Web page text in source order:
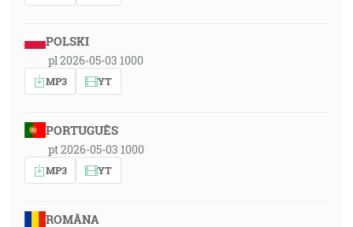
POLSKI
pl 2026-05-03 1000
MP3 YT
PORTUGUÊS
pt 2026-05-03 1000
MP3 YT
ROMÂNA